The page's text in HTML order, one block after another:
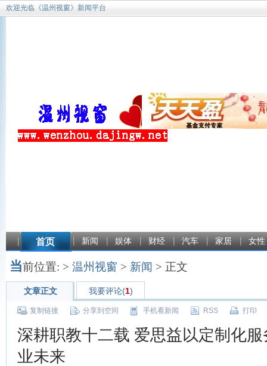
欢迎光临《温州视窗》新闻平台
首页 新闻 娱体 财经 汽车 家居 女性
当前位置: > 温州视窗 > 新闻 > 正文
文章正文 我要评论(1)
复制链接 分享到空间 手机看新闻 RSS 打印
深耕职教十二载 爱思益以定制化
业未来